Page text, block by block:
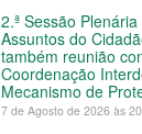
2.ª Sessão
Assuntos do
também reunião
Coordenação
Mecanismo de
7 de Agosto de 2026 às